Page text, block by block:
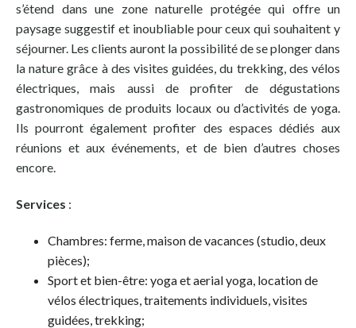
s’étend dans une zone naturelle protégée qui offre un
paysage suggestif et inoubliable pour ceux qui souhaitent y
séjourner. Les clients auront la possibilité de se plonger dans
la nature grâce à des visites guidées, du trekking, des vélos
électriques, mais aussi de profiter de dégustations
gastronomiques de produits locaux ou d’activités de yoga.
Ils pourront également profiter des espaces dédiés aux
réunions et aux événements, et de bien d’autres choses
encore.
Services :
Chambres: ferme, maison de vacances (studio, deux
pièces);
Sport et bien-être: yoga et aerial yoga, location de
vélos électriques, traitements individuels, visites
guidées, trekking;